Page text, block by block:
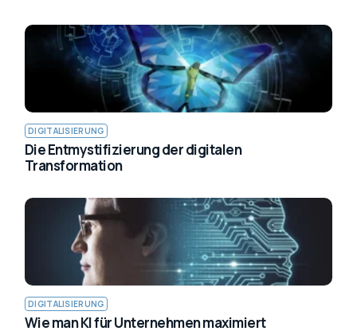
DIGITALISIERUNG
Die Entmystifizierung der digitalen
Transformation
DIGITALISIERUNG
Wie man KI für Unternehmen maximiert